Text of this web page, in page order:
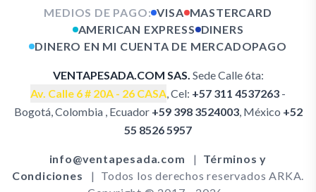
Garantía Bombas PARKER SERIE PGP620
Garantía Bombas PARKER SERIE PGP300
Garantía Bombas NACHI
Garantía Bombas KAWASAKI
Garantía Bombas KOMATSU
MEDIOS DE PAGO: VISA MASTERCARD
AMERICAN EXPRESS DINERS
DINERO EN MI CUENTA DE MERCADOPAGO
VENTAPESADA.COM SAS. Sede Calle 6ta:
Av. Calle 6 # 20A - 26 CASA, Cel: +57 311 4537263 -
Bogotá, Colombia , Ecuador +59 398 3524003, México +52
55 8526 5957
info@ventapesada.com |
Términos y
Condiciones
|
Todos los derechos reservados ARKA.